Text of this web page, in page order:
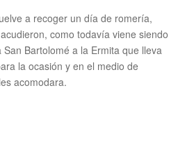
a recoger un día de romería,
como todavía viene siendo
Bartolomé a la Ermita que lleva
la ocasión y en el medio de
acomodara.